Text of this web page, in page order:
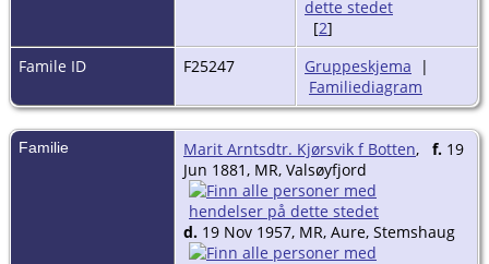
[2]
Famile ID
F25247 Gruppeskjema |
Familiediagram
Familie Marit Arntsdtr. Kjørsvik f Botten, f. 19
Jun 1881, MR, Valsøyfjord
d. 19 Nov 1957, MR, Aure, Stemshaug